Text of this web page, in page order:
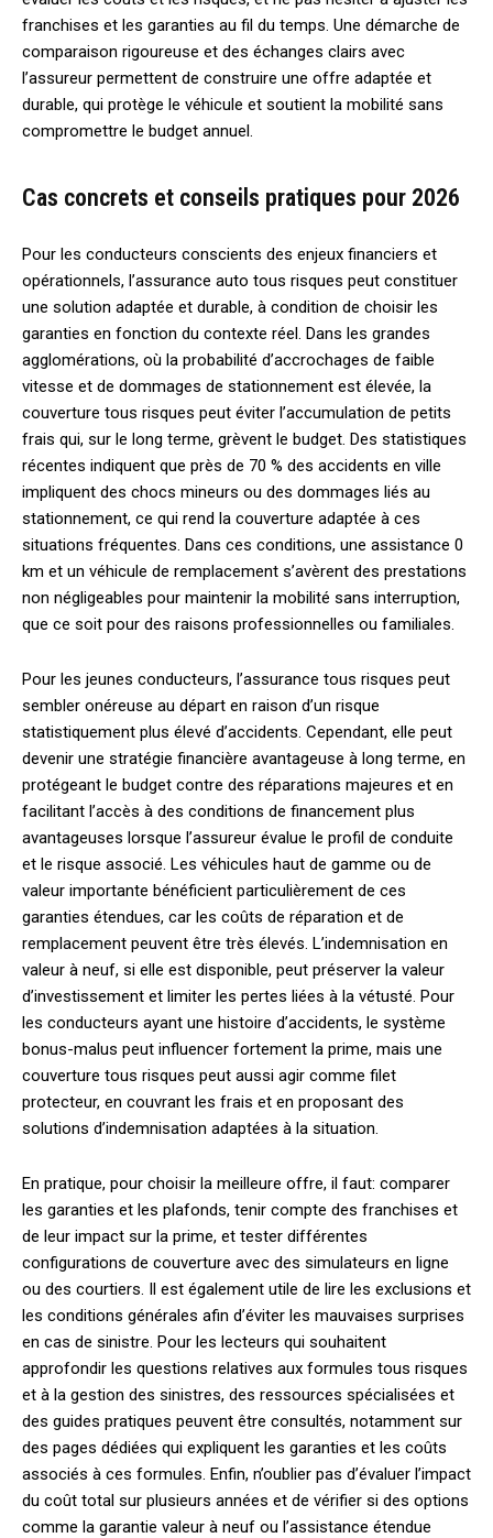
franchises et les garanties au fil du temps. Une démarche de
comparaison rigoureuse et des échanges clairs avec
l’assureur permettent de construire une offre adaptée et
durable, qui protège le véhicule et soutient la mobilité sans
compromettre le budget annuel.
Cas concrets et conseils pratiques pour 2026
Pour les conducteurs conscients des enjeux financiers et
opérationnels, l’assurance auto tous risques peut constituer
une solution adaptée et durable, à condition de choisir les
garanties en fonction du contexte réel. Dans les grandes
agglomérations, où la probabilité d’accrochages de faible
vitesse et de dommages de stationnement est élevée, la
couverture tous risques peut éviter l’accumulation de petits
frais qui, sur le long terme, grèvent le budget. Des statistiques
récentes indiquent que près de 70 % des accidents en ville
impliquent des chocs mineurs ou des dommages liés au
stationnement, ce qui rend la couverture adaptée à ces
situations fréquentes. Dans ces conditions, une assistance 0
km et un véhicule de remplacement s’avèrent des prestations
non négligeables pour maintenir la mobilité sans interruption,
que ce soit pour des raisons professionnelles ou familiales.
Pour les jeunes conducteurs, l’assurance tous risques peut
sembler onéreuse au départ en raison d’un risque
statistiquement plus élevé d’accidents. Cependant, elle peut
devenir une stratégie financière avantageuse à long terme, en
protégeant le budget contre des réparations majeures et en
facilitant l’accès à des conditions de financement plus
avantageuses lorsque l’assureur évalue le profil de conduite
et le risque associé. Les véhicules haut de gamme ou de
valeur importante bénéficient particulièrement de ces
garanties étendues, car les coûts de réparation et de
remplacement peuvent être très élevés. L’indemnisation en
valeur à neuf, si elle est disponible, peut préserver la valeur
d’investissement et limiter les pertes liées à la vétusté. Pour
les conducteurs ayant une histoire d’accidents, le système
bonus-malus peut influencer fortement la prime, mais une
couverture tous risques peut aussi agir comme filet
protecteur, en couvrant les frais et en proposant des
solutions d’indemnisation adaptées à la situation.
En pratique, pour choisir la meilleure offre, il faut: comparer
les garanties et les plafonds, tenir compte des franchises et
de leur impact sur la prime, et tester différentes
configurations de couverture avec des simulateurs en ligne
ou des courtiers. Il est également utile de lire les exclusions et
les conditions générales afin d’éviter les mauvaises surprises
en cas de sinistre. Pour les lecteurs qui souhaitent
approfondir les questions relatives aux formules tous risques
et à la gestion des sinistres, des ressources spécialisées et
des guides pratiques peuvent être consultés, notamment sur
des pages dédiées qui expliquent les garanties et les coûts
associés à ces formules. Enfin, n’oublier pas d’évaluer l’impact
du coût total sur plusieurs années et de vérifier si des options
comme la garantie valeur à neuf ou l’assistance étendue